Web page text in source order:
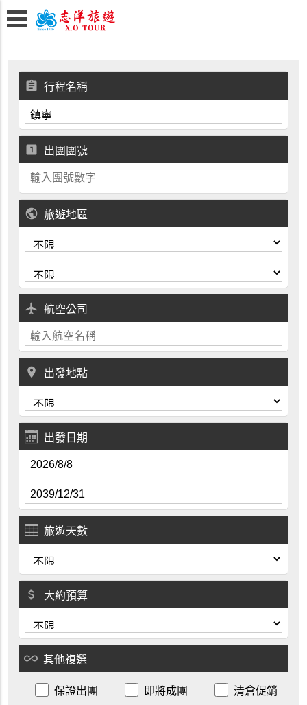
assignment 行程名稱
looks_one 出團團號
public 旅遊地區
local_airport 航空公司
place 出發地點
出發日期
旅遊天數
attach_money 大約預算
all_inclusive 其他複選
保證出團 即將成團 清倉促銷